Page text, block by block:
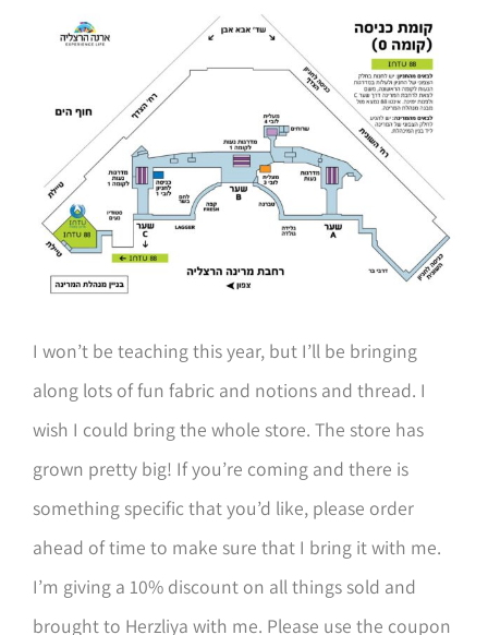
I won’t be teaching this year, but I’ll be bringing
along lots of fun fabric and notions and thread. I
wish I could bring the whole store. The store has
grown pretty big! If you’re coming and there is
something specific that you’d like, please order
ahead of time to make sure that I bring it with me.
I’m giving a 10% discount on all things sold and
brought to Herzliya with me. Please use the coupon